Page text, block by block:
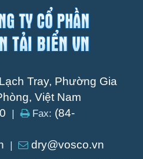
Tray, Phường Gia
Việt Nam
| Fax: (84-
| dry@vosco.vn